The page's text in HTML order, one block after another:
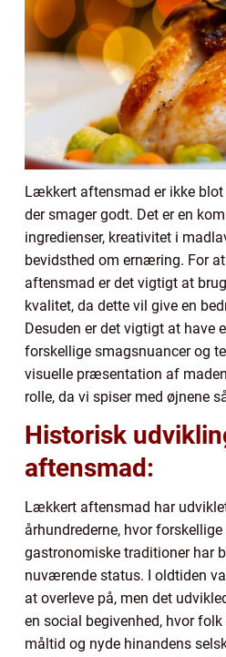
Lækkert aftensmad er ikke
der smager godt. Det er en
ingredienser, kreativitet i
bevidsthed om ernæring. For
aftensmad er det vigtigt at
kvalitet, da dette vil give en
Desuden er det vigtigt at have
forskellige smagsnuancer og
visuelle præsentation af
rolle, da vi spiser med øjnene
Historisk
aftensmad:
Lækkert aftensmad har
århundrederne, hvor
gastronomiske traditioner har
nuværende status. I oldtiden
at overleve på, men det
en social begivenhed, hvor
måltid og nyde hinandens